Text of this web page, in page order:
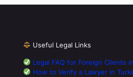
Useful Legal Links
Legal FAQ for Foreign Clients
How to Verify a Lawyer in